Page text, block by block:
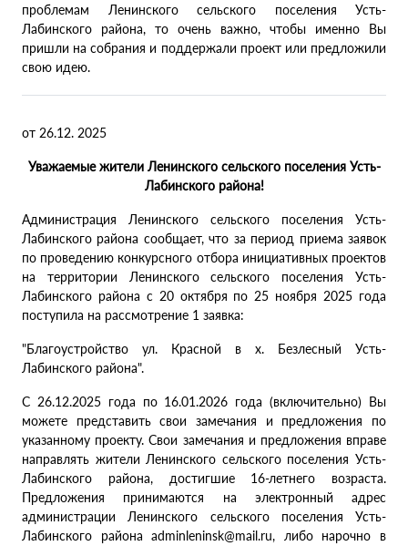
проблемам Ленинского сельского поселения Усть-
Лабинского района, то очень важно, чтобы именно Вы
пришли на собрания и поддержали проект или предложили
свою идею.
от 26.12. 2025
Уважаемые жители Ленинского сельского поселения Усть-
Лабинского района!
Администрация Ленинского сельского поселения Усть-
Лабинского района сообщает, что за период приема заявок
по проведению конкурсного отбора инициативных проектов
на территории Ленинского сельского поселения Усть-
Лабинского района с 20 октября по 25 ноября 2025 года
поступила на рассмотрение 1 заявка:
"Благоустройство ул. Красной в х. Безлесный Усть-
Лабинского района".
С 26.12.2025 года по 16.01.2026 года (включительно) Вы
можете представить свои замечания и предложения по
указанному проекту. Свои замечания и предложения вправе
направлять жители Ленинского сельского поселения Усть-
Лабинского района, достигшие 16-летнего возраста.
Предложения принимаются на электронный адрес
администрации Ленинского сельского поселения Усть-
Лабинского района adminleninsk@mail.ru, либо нарочно в